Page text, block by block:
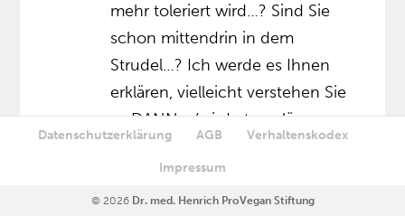
mehr toleriert wird…? Sind Sie
schon mittendrin in dem
Strudel…? Ich werde es Ihnen
erklären, vielleicht verstehen Sie
es DANN… (wird etwas länger,
extra für Sie aufbereitet)
Datenschutzerklärung AGB Verhaltenskodex
Impressum
© 2026 Dr. med. Henrich ProVegan Stiftung